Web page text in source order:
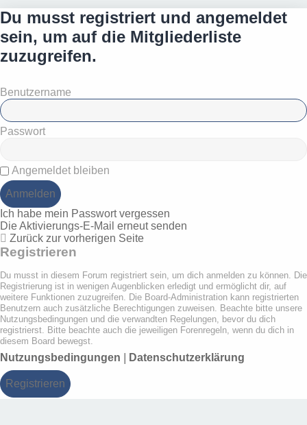
Du musst registriert und angemeldet
sein, um auf die Mitgliederliste
zuzugreifen.
Benutzername
Passwort
Angemeldet bleiben
Ich habe mein Passwort vergessen
Die Aktivierungs-E-Mail erneut senden
Zurück zur vorherigen Seite
Registrieren
Du musst in diesem Forum registriert sein, um dich anmelden zu können. Die
Registrierung ist in wenigen Augenblicken erledigt und ermöglicht dir, auf
weitere Funktionen zuzugreifen. Die Board-Administration kann registrierten
Benutzern auch zusätzliche Berechtigungen zuweisen. Beachte bitte unsere
Nutzungsbedingungen und die verwandten Regelungen, bevor du dich
registrierst. Bitte beachte auch die jeweiligen Forenregeln, wenn du dich in
diesem Board bewegst.
Nutzungsbedingungen Datenschutzerklärung
Registrieren